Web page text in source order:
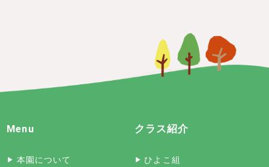
Menu
本園について
クラス紹介
ひよこ組